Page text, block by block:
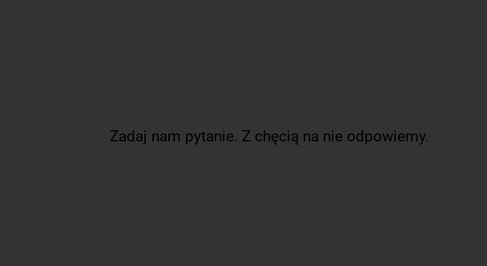
Zadaj nam pytanie. Z chęcią na nie odpowiemy.